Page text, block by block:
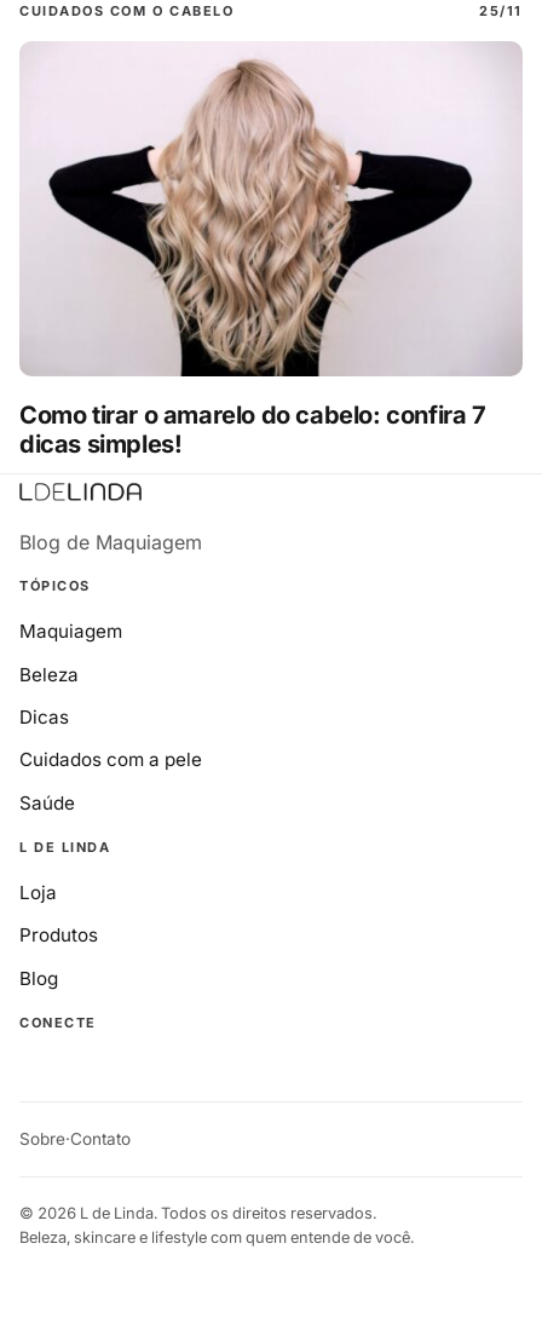
CUIDADOS COM O CABELO 25/11
Como tirar o amarelo do cabelo: confira 7
dicas simples!
Blog de Maquiagem
TÓPICOS
Maquiagem
Beleza
Dicas
Cuidados com a pele
Saúde
L DE LINDA
Loja
Produtos
Blog
CONECTE
Sobre·Contato
© 2026 L de Linda. Todos os direitos reservados.
Beleza, skincare e lifestyle com quem entende de você.